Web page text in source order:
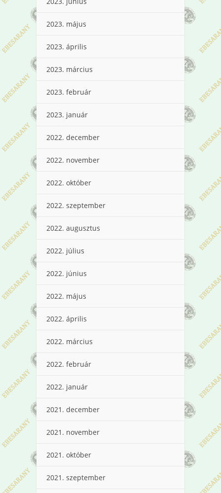
2023. május
2023. április
2023. március
2023. február
2023. január
2022. december
2022. november
2022. október
2022. szeptember
2022. augusztus
2022. július
2022. június
2022. május
2022. április
2022. március
2022. február
2022. január
2021. december
2021. november
2021. október
2021. szeptember